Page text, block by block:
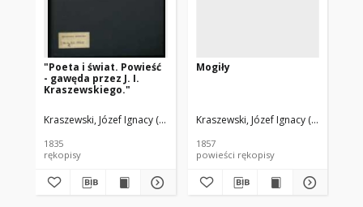
"Poeta i świat. Powieść
- gawęda przez J. I.
Kraszewskiego."
Kraszewski, Józef Ignacy (1812–1887)
1835
rękopisy
Mogiły
Kraszewski, Józef Ignacy (1812–1887)
1857
powieści rękopisy